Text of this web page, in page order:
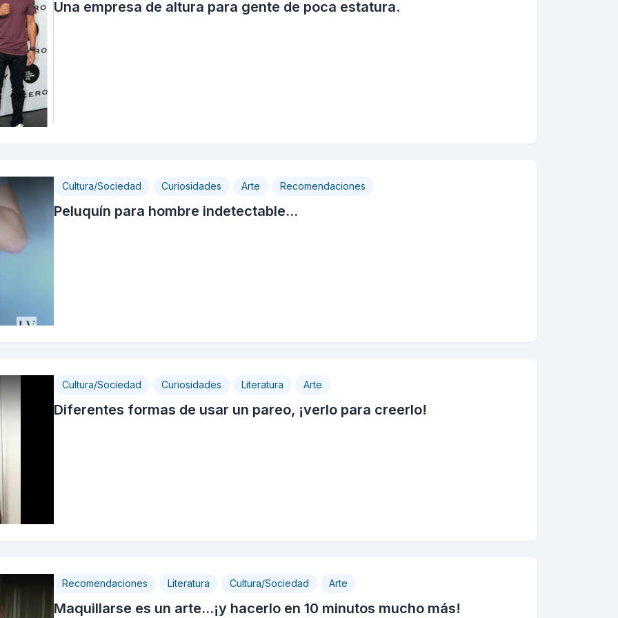
Una empresa de altura para gente de poca estatura.
Cultura/Sociedad Curiosidades Arte Recomendaciones
Peluquín para hombre indetectable...
Cultura/Sociedad Curiosidades Literatura Arte
Diferentes formas de usar un pareo, ¡verlo para creerlo!
Recomendaciones Literatura Cultura/Sociedad Arte
Maquillarse es un arte...¡y hacerlo en 10 minutos mucho más!